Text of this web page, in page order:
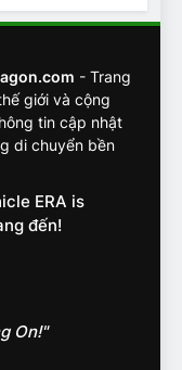
lộ bài test
trên VinFast
bỏ xa
đường
LÁI, ADAS,
- Trang
giới và cộng
tin cập nhật
di chuyển bền
ERA is
đến!
On!"